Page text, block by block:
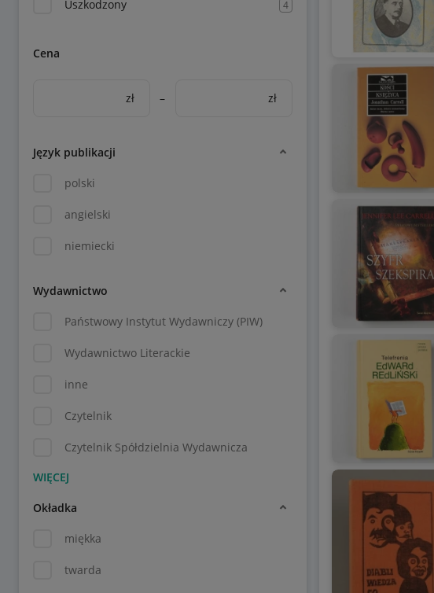
Uszkodzony 4
Cena
zł – zł
Język publikacji
polski
angielski
niemiecki
Wydawnictwo
Państwowy Instytut Wydawniczy (PIW)
Wydawnictwo Literackie
inne
Czytelnik
Czytelnik Spółdzielnia Wydawnicza
Okładka
miękka
twarda